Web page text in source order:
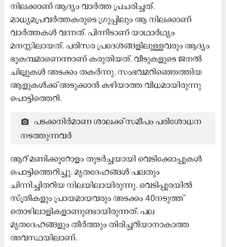
നിലക്കാണ് ആദ്യം വാർത്ത പ്രചരിച്ചത്.
മാധ്യമപ്രവർത്തകരുടെ ഗ്രൂപ്പിലും ആ നിലക്കാണ്
വാർത്തകൾ വന്നത്. പിന്നീടാണ് യാഥാർഥ്യം
മനസ്സിലായത്. പരിസര പ്രദേശങ്ങളിലുള്ളവരും ആദ്യം
ഭൂകമ്പമാണെന്നാണ് കരുതിയത്. വീടുകളുടെ ജനൽ
ചില്ലുകൾ അടക്കം തകർന്നു. സംഭവമറിഞ്ഞെത്തിയ
ആളുകൾക്ക് അടുക്കാൻ കഴിയാത്ത വിധമായിരുന്നു
പൊട്ടിത്തെറി.
പ​ട​ക്ക​നി​ർ​മാ​ണ ശാ​ല​ക്ക് സ​മീ​പം പ​രി​ശോ​ധ​ന
ന​ട​ത്തു​ന്ന​വ​ർ
ആറ് മണിക്കൂറോളം തുടർച്ചയായി വെടിക്കോപ്പുകൾ
പൊട്ടിത്തെറിച്ചു. മൃതദേഹങ്ങൾ പലതും
ചിന്നിച്ചിതറിയ നിലയിലായിരുന്നു. വെടിപ്പുരയിൽ
സ്ത്രീകളും പ്രായമായവരും അടക്കം 40നടുത്ത്
തൊഴിലാളികളാണുണ്ടായിരുന്നത്. പല
മൃതദേഹങ്ങളും തീർത്തും തിരിച്ചറിയാനാകാത്ത
അവസ്ഥയിലാണ്.